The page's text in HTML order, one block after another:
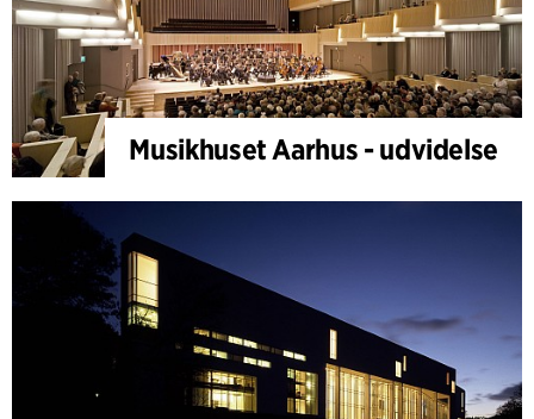
Musikhuset Aarhus - udvidelse